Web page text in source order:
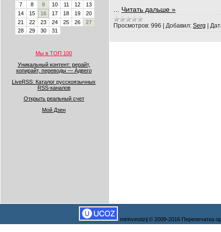
7
8 9 10 11 12
13
14
15 16 17 18 19
20
21
22 23 24 25 26
27
28
29 30 31
Мы в ТОП 100
Уникальный контент: рерайт,
копирайт, переводы — Адвего
LiveRSS: Каталог русскоязычных
RSS-каналов
Открыть реальный счет
Мой Дзен
Читать дальше »
Просмотров: 996 | Добавил: Serg |
mirinvestizij © 2009-2016 Перепечатка